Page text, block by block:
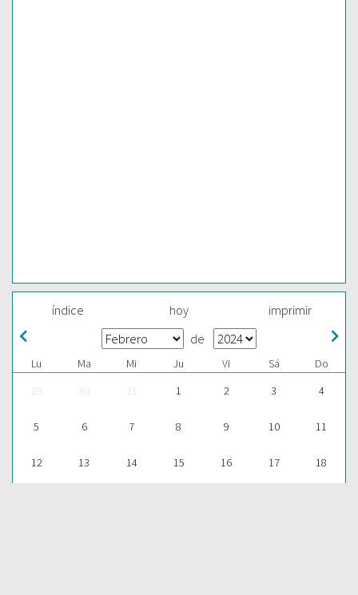
índice hoy imprimir
de
Lu Ma Mi Ju Vi Sá
Do
29
30 31 1 2 3 4
5 6 7 8 9 10 11
12 13 14 15 16 17 18